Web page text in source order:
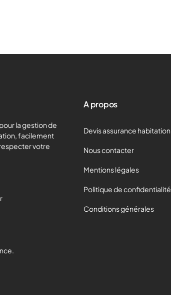
la gestion de
facilement
votre
A propos
Devis assurance habitation
Nous contacter
Mentions légales
Politique de confidentialité
Conditions générales